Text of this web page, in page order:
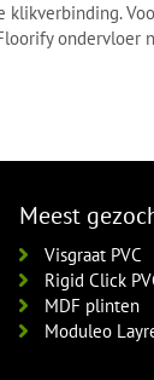
ondervloer
Meest
Visgraat PVC
Rigid Click
MDF plinten
Moduleo